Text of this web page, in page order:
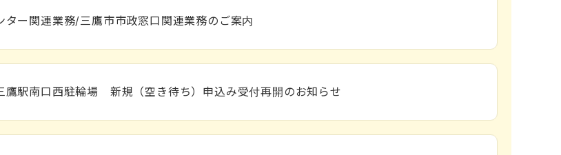
ター関連業務/三鷹市市政窓口関連業務のご案内
鷹駅南口西駐輪場 新規（空き待ち）申込み受付再開のお知らせ